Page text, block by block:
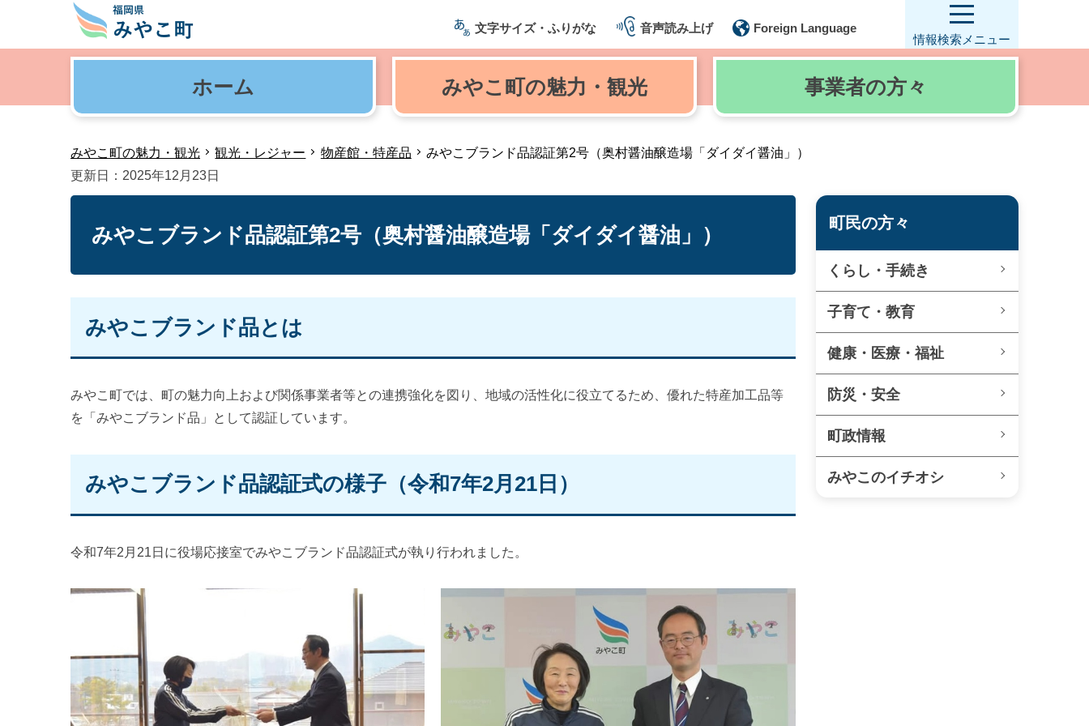
文字サイズ・ふりがな 音声読み上げ
Foreign Language
情報検索 メニュー
ホーム みやこ町の魅力・観光 事業者の方々
みやこ町の魅力・観光 観光・レジャー 物産館・特産品
みやこブランド品認証第2号（奥村醤油醸造場「ダイダイ醤油」）
更新日：2025年12月23日
みやこブランド品認証第2号（奥村醤油醸造場「ダイダイ醤油」）
みやこブランド品とは
みやこ町では、町の魅力向上および関係事業者等との連携強化を図り、地域の活性化に役立てるため、優れた特産加工品等
を「みやこブランド品」として認証しています。
みやこブランド品認証式の様子（令和7年2月21日）
令和7年2月21日に役場応接室でみやこブランド品認証式が執り行われました。
町民の方々
くらし・手続き
子育て・教育
健康・医療・福祉
防災・安全
町政情報
みやこのイチオシ